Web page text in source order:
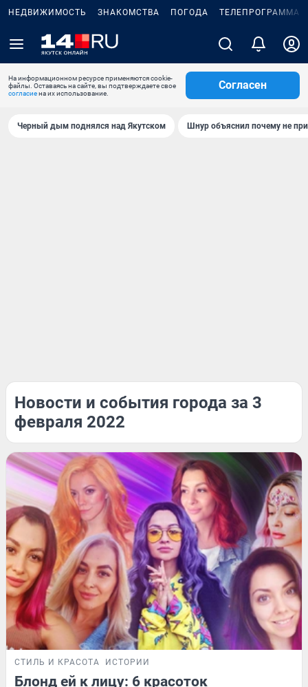
НЕДВИЖИМОСТЬ ЗНАКОМСТВА ПОГОДА ТЕЛЕПРОГРАММА
На информационном ресурсе применяются cookie-
файлы. Оставаясь на сайте, вы подтверждаете свое
согласиена их использование.
Согласен
Черный дым поднялся над Якутском Шнур объяснил почему не
Новости и события города за 3
февраля 2022
СТИЛЬ И КРАСОТА ИСТОРИИ
Блонд ей к лицу: 6 красоток